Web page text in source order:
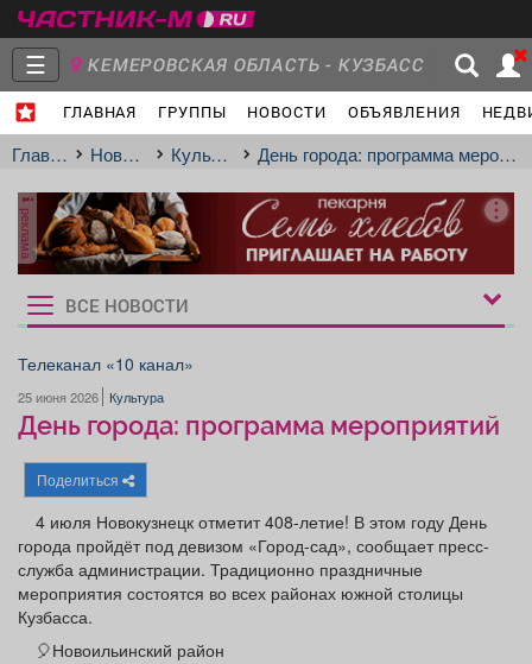
☰ КЕМЕРОВСКАЯ ОБЛАСТЬ - КУЗБАСС
ГЛАВНАЯ ГРУППЫ НОВОСТИ ОБЪЯВЛЕНИЯ
Главная
Объявления Недвижимость Услуги
Работа
Афиша Обучение Проекты
Главная Новости Культура День города: программа мероприятий
реклама
Рукбрики
новостей
ВСЕ НОВОСТИ
Телеканал «10 канал»
25 июня 2026 Культура
День города: программа мероприятий
Поделиться
4 июля Новокузнецк отметит 408-летие! В этом году День
города пройдёт под девизом «Город-сад», сообщает пресс-
служба администрации. Традиционно праздничные
мероприятия состоятся во всех районах южной столицы
Кузбасса.
🎈Новоильинский район